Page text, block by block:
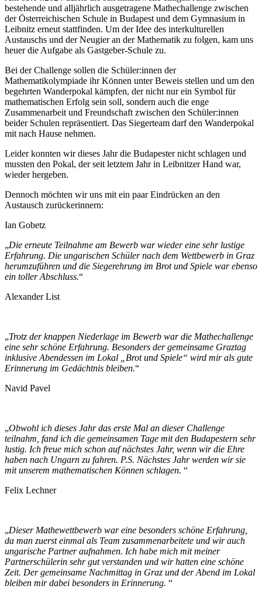
bestehende und alljährlich ausgetragene Mathechallenge zwischen
der Österreichischen Schule in Budapest und dem Gymnasium in
Leibnitz erneut stattfinden. Um der Idee des interkulturellen
Austauschs und der Neugier an der Mathematik zu folgen, kam uns
heuer die Aufgabe als Gastgeber-Schule zu.
Bei der Challenge sollen die Schüler:innen der
Mathematikolympiade ihr Können unter Beweis stellen und um den
begehrten Wanderpokal kämpfen, der nicht nur ein Symbol für
mathematischen Erfolg sein soll, sondern auch die enge
Zusammenarbeit und Freundschaft zwischen den Schüler:innen
beider Schulen repräsentiert. Das Siegerteam darf den Wanderpokal
mit nach Hause nehmen.
Leider konnten wir dieses Jahr die Budapester nicht schlagen und
mussten den Pokal, der seit letztem Jahr in Leibnitzer Hand war,
wieder hergeben.
Dennoch möchten wir uns mit ein paar Eindrücken an den
Austausch zurückerinnern:
Ian Gobetz
„Die erneute Teilnahme am Bewerb war wieder eine sehr lustige
Erfahrung. Die ungarischen Schüler nach dem Wettbewerb in Graz
herumzuführen und die Siegerehrung im Brot und Spiele war ebenso
ein toller Abschluss.“
Alexander List
„Trotz der knappen Niederlage im Bewerb war die Mathechallenge
eine sehr schöne Erfahrung. Besonders der gemeinsame Graztag
inklusive Abendessen im Lokal „Brot und Spiele“ wird mir als gute
Erinnerung im Gedächtnis bleiben.“
Navid Pavel
„Obwohl ich dieses Jahr das erste Mal an dieser Challenge
teilnahm, fand ich die gemeinsamen Tage mit den Budapestern sehr
lustig. Ich freue mich schon auf nächstes Jahr, wenn wir die Ehre
haben nach Ungarn zu fahren. P.S. Nächstes Jahr werden wir sie
mit unserem mathematischen Können schlagen. “
Felix Lechner
„Dieser Mathewettbewerb war eine besonders schöne Erfahrung,
da man zuerst einmal als Team zusammenarbeitete und wir auch
ungarische Partner aufnahmen. Ich habe mich mit meiner
Partnerschülerin sehr gut verstanden und wir hatten eine schöne
Zeit. Der gemeinsame Nachmittag in Graz und der Abend im Lokal
bleiben mir dabei besonders in Erinnerung. “